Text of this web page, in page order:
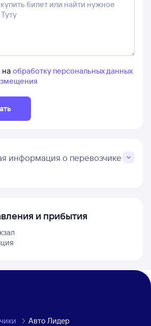
обработку персональных данных
информация о перевозчике
и прибытия
Авто Лидер